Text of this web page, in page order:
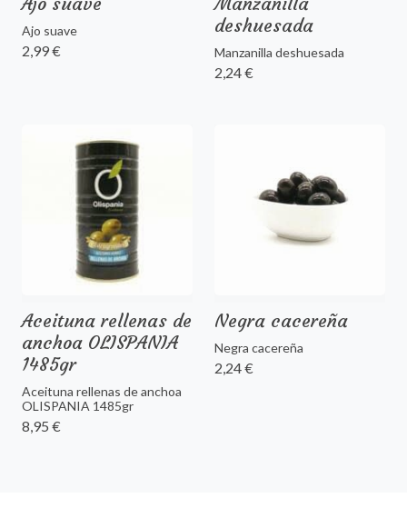
Ajo suave
2,99 €
deshuesada
Manzanilla deshuesada
2,24 €
Aceituna rellenas de
anchoa OLISPANIA
1485gr
Aceituna rellenas de anchoa
OLISPANIA 1485gr
8,95 €
Negra cacereña
Negra cacereña
2,24 €